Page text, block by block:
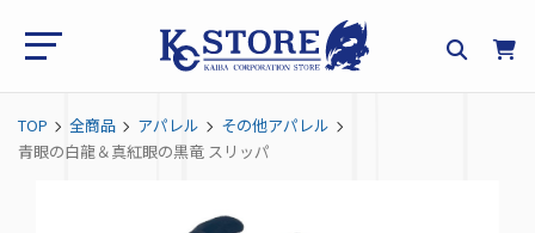
TOP 全商品 アパレル
その他アパレル
青眼の白龍＆真紅眼の黒竜 スリッパ